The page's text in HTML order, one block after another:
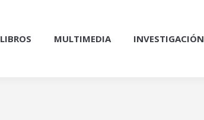
LIBROS MULTIMEDIA INVESTIGACIÓN